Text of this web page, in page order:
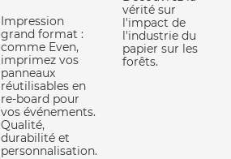
Impression
grand format :
comme Even,
imprimez vos
panneaux
réutilisables en
re-board pour
vos événements.
Qualité,
durabilité et
personnalisation.
vérité sur
l'impact de
l'industrie du
papier sur les
forêts.